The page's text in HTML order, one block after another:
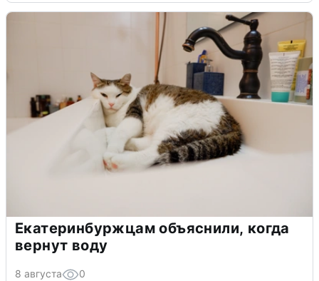
Екатеринбуржцам объяснили, когда
вернут воду
8 августа 0